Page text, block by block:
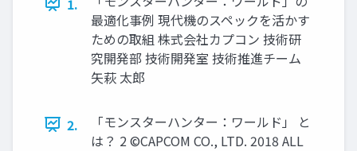
1.
最適化事例 現代機のスペックを活かす
ための取組 株式会社カプコン 技術研
究開発部 技術開発室 技術推進チーム
矢萩 太郎
2.
「モンスターハンター：ワールド」 と
は？ 2 ©CAPCOM CO., LTD. 2018 ALL